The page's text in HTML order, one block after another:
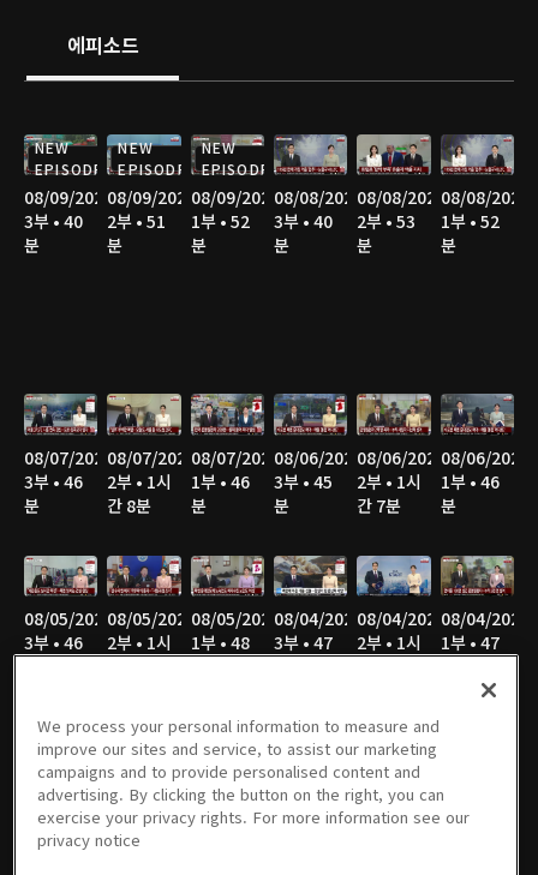
에피소드
NEW
EPISODE
08/09/2026
3부 • 40
분
NEW
EPISODE
08/09/2026
2부 • 51
분
NEW
EPISODE
08/09/2026
1부 • 52
분
08/08/2026
3부 • 40
분
08/08/2026
2부 • 53
분
08/08/2026
1부 • 52
분
08/07/2026
3부 • 46
분
08/07/2026
2부 • 1시
간 8분
08/07/2026
1부 • 46
분
08/06/2026
3부 • 45
분
08/06/2026
2부 • 1시
간 7분
08/06/2026
1부 • 46
분
08/05/2026
3부 • 46
08/05/2026
2부 • 1시
08/05/2026
1부 • 48
08/04/2026
3부 • 47
08/04/2026
2부 • 1시
08/04/2026
1부 • 47
08/03/2026
3부 • 46
분
08/03/2026
2부 • 1시
간 8분
08/03/2026
1부 • 46
분
08/02/2026
3부 • 40
분
08/02/2026
2부 • 51
분
1부 • 52
분
We process your personal information to measure and
improve our sites and service, to assist our marketing
campaigns and to provide personalised content and
advertising. By clicking the button on the right, you can
exercise your privacy rights. For more information see our
privacy notice